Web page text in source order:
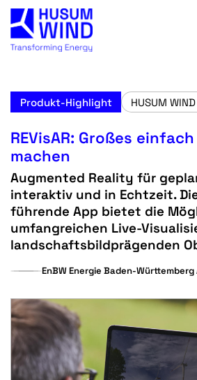
Produkt-Highlight HUSUM
REVisAR: Großes
machen
Augmented Reality für
interaktiv und in Echtzeit.
führende App bietet die
umfangreichen Live-
landschaftsbildprägenden
EnBW Energie Baden-Württemberg